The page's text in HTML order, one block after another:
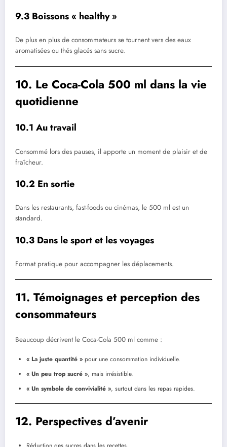
9.3 Boissons « healthy »
De plus en plus de consommateurs se tournent vers des eaux
aromatisées ou thés glacés sans sucre.
10. Le Coca-Cola 500 ml dans la vie
quotidienne
10.1 Au travail
Consommé lors des pauses, il apporte un moment de plaisir et de
fraîcheur.
10.2 En sortie
Dans les restaurants, fast-foods ou cinémas, le 500 ml est un
standard.
10.3 Dans le sport et les voyages
Format pratique pour accompagner les déplacements.
11. Témoignages et perception des
consommateurs
Beaucoup décrivent le Coca-Cola 500 ml comme :
« La juste quantité » pour une consommation individuelle.
« Un peu trop sucré », mais irrésistible.
« Un symbole de convivialité », surtout dans les repas rapides.
12. Perspectives d’avenir